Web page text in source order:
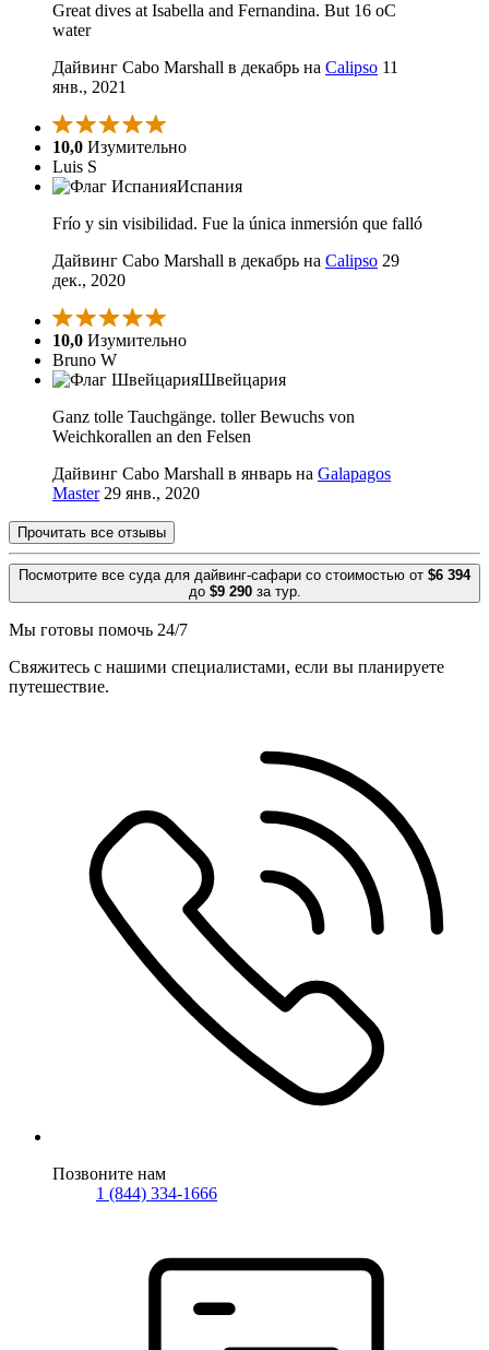
Great dives at Isabella and Fernandina. But 16 oC
water
Дайвинг Cabo Marshall в декабрь на Calipso 11
янв., 2021
10,0 Изумительно
Luis S
Испания
Frío y sin visibilidad. Fue la única inmersión que falló
Дайвинг Cabo Marshall в декабрь на Calipso 29
дек., 2020
10,0 Изумительно
Bruno W
Швейцария
Ganz tolle Tauchgänge. toller Bewuchs von
Weichkorallen an den Felsen
Дайвинг Cabo Marshall в январь на Galapagos
Master 29 янв., 2020
Прочитать все отзывы
Посмотрите все суда для дайвинг-сафари со стоимостью от $6 394
до $9 290за тур.
Мы готовы помочь 24/7
Свяжитесь с нашими специалистами, если вы планируете
путешествие.
Позвоните нам
1 (844) 334-1666